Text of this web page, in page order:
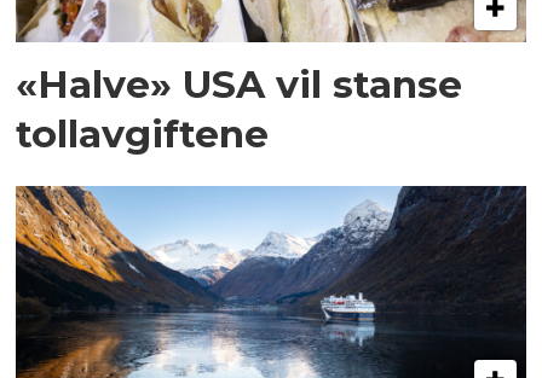
«Halve» USA vil stanse
tollavgiftene